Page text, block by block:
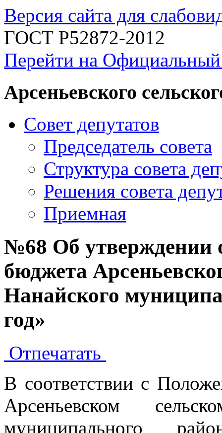
Версия сайта для
ГОСТ Р52872-2012
Перейти на
Арсеньевского
Совет депутатов
Председатель совета
Структура совета
Решения совета
Приемная
№68 Об утверждении
бюджета
Нанайского
год»
Отпечатать
В соответствии с
Арсеньевском
муниципального